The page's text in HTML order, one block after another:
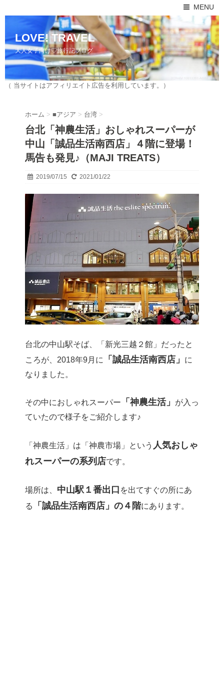
MENU
LOVE! TRAVEL
大人女子向け♡旅行記ブログ
（ 当サイトはアフィリエイト広告を利用しています。）
ホーム > ■アジア > 台湾 >
台北「神農生活」おしゃれスーパーが
中山「誠品生活南西店」４階に登場！
馬告も発見♪（MAJI TREATS）
2019/07/15 2021/01/22
台北の中山駅そば、「新光三越２館」だったと
ころが、2018年9月に
「誠品生活南西店」
に
なりました。
その中におしゃれスーパー 「神農生活」
が入っ
ていたので様子をご紹介します♪
「神農生活」は「神農市場」という 人気おしゃ
れスーパーの系列店です。
場所は、 中山駅１番出口 を出てすぐの所にあ
る
「誠品生活南西店」の４階にあります。